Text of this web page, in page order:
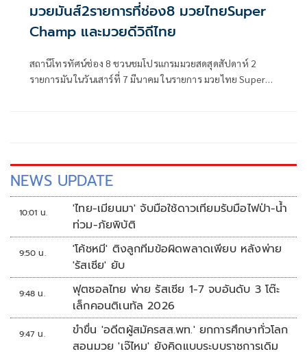
มวยมันส์2รายการที่ช่อง8 มวยไทยSuper
Champ และมวยดีวิถีไทย
สถานีโทรทัศน์ช่อง 8 ชวนชมโปรแกรมมวยสดสุดสัปดาห์ 2
รายการมัน ในวันเสาร์ที่ 7 มีนาคม ในรายการ มวยไทย Super
NEWS UPDATE
10:01 น.
'ไทย-เมียนมา' จับมือใช้ดาวเทียมรับมือไฟป่า-น้ำ
ท่วม-ภัยพิบัติ
9:50 น.
'โค้ชหมี' ติงลูกทีมข้อผิดพลาดเพียบ หลังพ่าย
'รัสเซีย' ยับ
9:48 น.
ฟุตซอลไทย พ่าย รัสเซีย 1-7 จบอันดับ 3 โต๊ะ
เล็กคอนติเนทัล 2026
9:47 น.
ขำขื่น 'อดีตผู้สมัครสส.พท.' ยกการศึกษาทั่วโลก
สอนมวย 'เจ๊ไหม' ยังคิดแบบระบบราชการเดิม